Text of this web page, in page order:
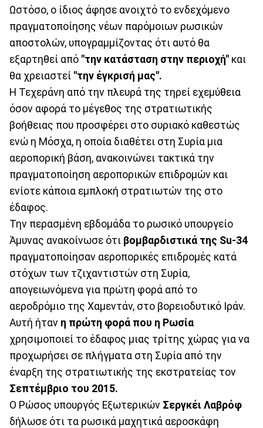
Ωστόσο, ο ίδιος άφησε ανοιχτό το ενδεχόμενο
πραγματοποίησης νέων παρόμοιων ρωσικών
αποστολών, υπογραμμίζοντας ότι αυτό θα
εξαρτηθεί από "την κατάσταση στην περιοχή" και
θα χρειαστεί "την έγκρισή μας".
Η Τεχεράνη από την πλευρά της τηρεί εχεμύθεια
όσον αφορά το μέγεθος της στρατιωτικής
βοήθειας που προσφέρει στο συριακό καθεστώς
ενώ η Μόσχα, η οποία διαθέτει στη Συρία μια
αεροπορική βάση, ανακοινώνει τακτικά την
πραγματοποίηση αεροπορικών επιδρομών και
ενίοτε κάποια εμπλοκή στρατιωτών της στο
έδαφος.
Την περασμένη εβδομάδα το ρωσικό υπουργείο
Άμυνας ανακοίνωσε ότι βομβαρδιστικά της Su-34
πραγματοποίησαν αεροπορικές επιδρομές κατά
στόχων των τζιχαντιστών στη Συρία,
απογειωνόμενα για πρώτη φορά από το
αεροδρόμιο της Χαμεντάν, στο βορειοδυτικό Ιράν.
Αυτή ήταν η πρώτη φορά που η Ρωσία
χρησιμοποιεί το έδαφος μιας τρίτης χώρας για να
προχωρήσει σε πλήγματα στη Συρία από την
έναρξη της στρατιωτικής της εκστρατείας τον
Σεπτέμβριο του 2015.
Ο Ρώσος υπουργός Εξωτερικών Σεργκέι Λαβρόφ
δήλωσε ότι τα ρωσικά μαχητικά αεροσκάφη